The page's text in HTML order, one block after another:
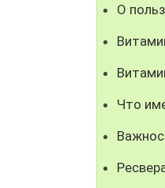
О
Что